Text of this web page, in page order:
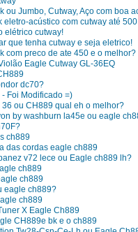
ou Jumbo, Cutway, Aço com boa
eletro-acústico com cutway até
elétrico cutway!
que tenha cutway e seja eletrico!
com preco de ate 450 e o melhor?
Eagle Cutway GL-36EQ
dc70?
Foi Modificado =)
36 ou CH889 qual eh o melhor?
by washburn la45e ou eagle
ch889
das cordas eagle ch889
v72 lece ou Eagle ch889 lh?
ch889
ch889
eagle ch889?
ch889
X Eagle Ch889
CH889e bk e o ch889